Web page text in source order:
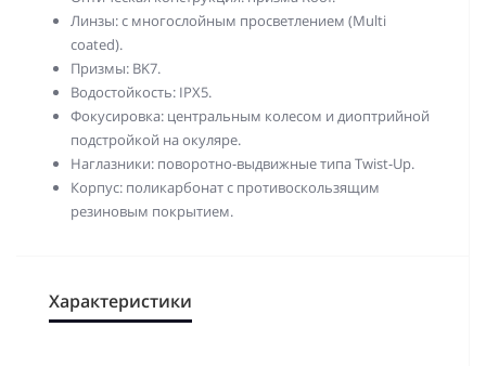
Линзы: с многослойным просветлением (Multi
coated).
Призмы: BK7.
Водостойкость: IPX5.
Фокусировка: центральным колесом и диоптрийной
подстройкой на окуляре.
Наглазники: поворотно-выдвижные типа Twist-Up.
Корпус: поликарбонат с противоскользящим
резиновым покрытием.
Характеристики